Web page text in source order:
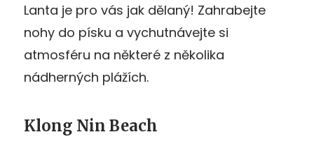
Lanta je pro vás jak dělaný! Zahrabejte
nohy do písku a vychutnávejte si
atmosféru na některé z několika
nádherných plážích.
Klong Nin Beach